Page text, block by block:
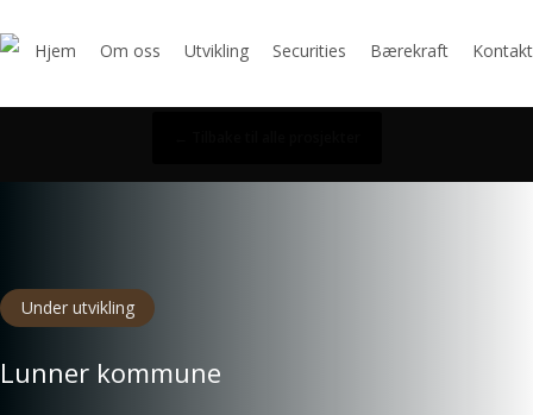
to
content
Hjem Om oss Utvikling Securities Bærekraft Kontakt
Under utvikling
Lunner kommune